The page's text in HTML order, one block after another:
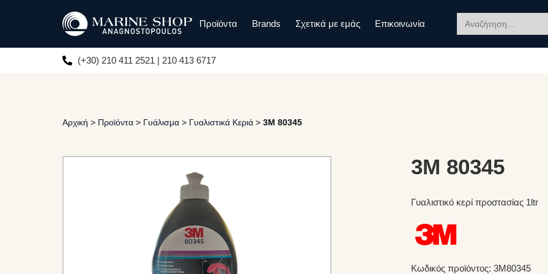
Προϊόντα Brands Σχετικά με εμάς Επικοινωνία
for:
(+30) 210 411 2521 | 210 413 6717
Αρχική > Προϊόντα > Γυάλισμα > Γυαλιστικά Κεριά > 3M 80345
3M 80345
Γυαλιστικό κερί προστασίας 1ltr
Κωδικός προϊόντος: 3M80345